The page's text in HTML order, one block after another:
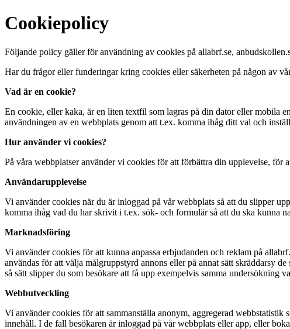
Cookiepolicy
Följande policy gäller för användning av cookies på allabrf.se,
Har du frågor eller funderingar kring cookies eller säkerheten på någon av
Vad är en cookie?
En cookie, eller kaka, är en liten textfil som lagras på din dator eller mobila
användningen av en webbplats genom att t.ex. komma ihåg ditt val och
Hur använder vi cookies?
På våra webbplatser använder vi cookies för att förbättra din upplevelse,
Användarupplevelse
Vi använder cookies när du är inloggad på vår webbplats så att du slipper
komma ihåg vad du har skrivit i t.ex. sök- och formulär så att du ska kunna
Marknadsföring
Vi använder cookies för att kunna anpassa erbjudanden och reklam på
användas för att välja målgruppstyrd annons eller på annat sätt skräddarsy
så sätt slipper du som besökare att få upp exempelvis samma undersökning
Webbutveckling
Vi använder cookies för att sammanställa anonym, aggregerad
innehåll. I de fall besökaren är inloggad på vår webbplats eller app, eller